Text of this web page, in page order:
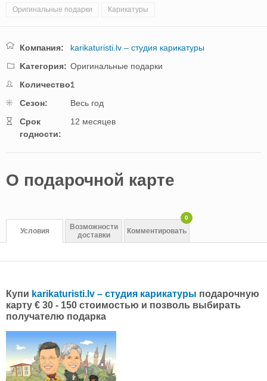
Оригинальные подарки Карикатуры
Компания:
karikaturisti.lv – студия карикатуры
Kатегория: Оригинальные подарки
Количество:1
Cезон:
Весь год
Cрок
годности:
12 месяцев
O подарочной картe
Условия
Возможности
доставки
Комментировать
0
Купи karikaturisti.lv – студия карикатуры подарочную
карту € 30 - 150 стоимостью и позволь выбирать
получателю подарка